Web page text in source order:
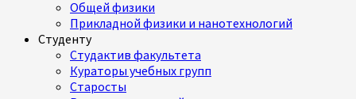
Общей физики
Прикладной физики и нанотехнологий
Студенту
Студактив факультета
Кураторы учебных групп
Старосты